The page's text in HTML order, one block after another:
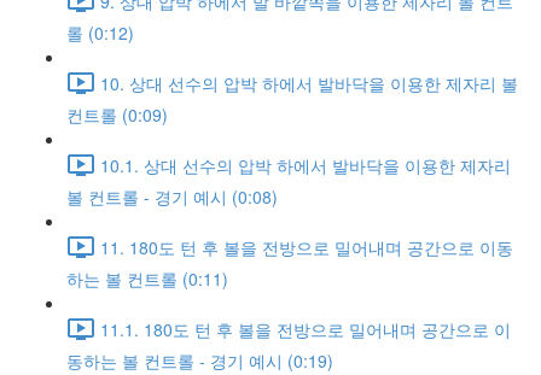
롤 (0:12)
10. 상대 선수의 압박 하에서 발바닥을 이용한 제자리 볼
컨트롤 (0:09)
10.1. 상대 선수의 압박 하에서 발바닥을 이용한 제자리
볼 컨트롤 - 경기 예시 (0:08)
11. 180도 턴 후 볼을 전방으로 밀어내며 공간으로 이동
하는 볼 컨트롤 (0:11)
11.1. 180도 턴 후 볼을 전방으로 밀어내며 공간으로 이
동하는 볼 컨트롤 - 경기 예시 (0:19)